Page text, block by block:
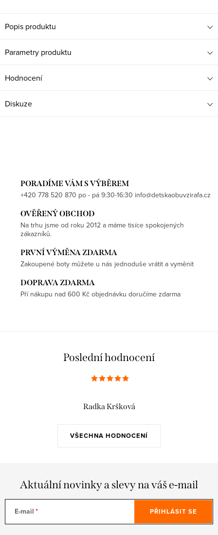
Popis produktu
Parametry produktu
Hodnocení
Diskuze
PORADÍME VÁM S VÝBĚREM
+420 778 520 870 po - pá 9:30-16:30 info@detskaobuvzirafa.cz
OVĚŘENÝ OBCHOD
Na trhu jsme od roku 2012 a máme tisíce spokojených
zákazníků.
PRVNÍ VÝMĚNA ZDARMA
Zakoupené boty můžete u nás jednoduše vrátit a vyměnit
DOPRAVA ZDARMA
Pří nákupu nad 600 Kč objednávku doručíme zdarma
Poslední hodnocení
VŠECHNA HODNOCENÍ
Radka Kršková
Aktuální novinky a slevy na váš e-mail
E-mail PŘIHLÁSIT SE